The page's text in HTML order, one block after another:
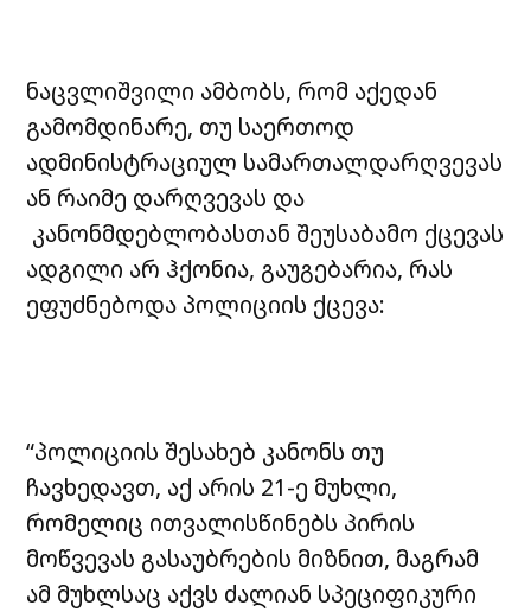
ნაცვლიშვილი ამბობს, რომ აქედან
გამომდინარე, თუ საერთოდ
ადმინისტრაციულ სამართალდარღვევას
ან რაიმე დარღვევას და
კანონმდებლობასთან შეუსაბამო ქცევას
ადგილი არ ჰქონია, გაუგებარია, რას
ეფუძნებოდა პოლიციის ქცევა:
“პოლიციის შესახებ კანონს თუ
ჩავხედავთ, აქ არის 21-ე მუხლი,
რომელიც ითვალისწინებს პირის
მოწვევას გასაუბრების მიზნით, მაგრამ
ამ მუხლსაც აქვს ძალიან სპეციფიკური